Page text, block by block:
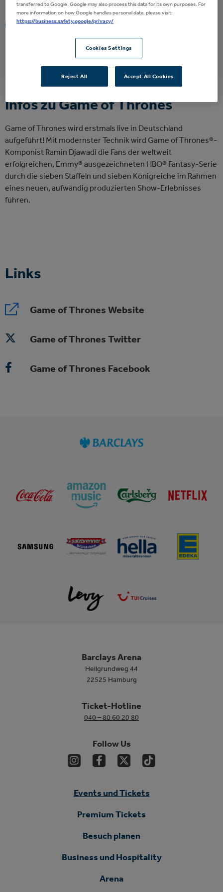
Eventalarm
Infos zu Game of Thrones
Game of Thrones wird erstmals live in Deutschland
aufgeführt! Mit modernster Technik wird Game of Thrones®-
Komponist Ramin Djawadi die Fans der weltweit
erfolgreichen, Emmy® ausgezeichneten HBO® Fantasy-Serie
durch die sieben Staffeln und sieben Königreiche im Rahmen
eines neuen, aufwändig produzierten Show-Erlebnisses
führen.
Links
Game of Thrones Website
Game of Thrones Twitter
Game of Thrones Facebook
Barclays Arena
Hellgrundweg 44
22525 Hamburg
Ticket-Hotline
040 – 80 60 20 80
Follow Us
Events und Tickets
Premium Tickets
Besuch planen
Business und Hospitality
Arena
transferred to Google. Google may also process this data for its own purposes. For
more information on how Google handles personal data, please visit:
https://business.safety.google/privacy/
Cookies Settings
Reject All Accept All Cookies